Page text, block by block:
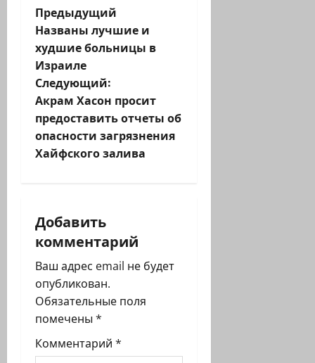
Н
а
в
и
г
а
и
я
з
а
п
Предыдущий
Названы лучшие и
худшие больницы в
Израиле
Следующий:
Акрам Хасон просит
предоставить отчеты об
опасности загрязнения
Хайфского залива
Добавить
комментарий
Ваш адрес email не будет
опубликован.
Обязательные поля
помечены *
Комментарий *